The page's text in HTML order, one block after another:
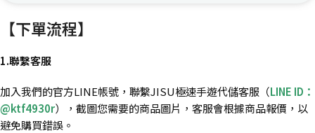
【下單流程】
1.聯繫客服
加入我們的官方LINE帳號，聯繫JISU極速手遊代儲客服（LINE ID：
@ktf4930r），截圖您需要的商品圖片，客服會根據商品報價，以
避免購買錯誤。